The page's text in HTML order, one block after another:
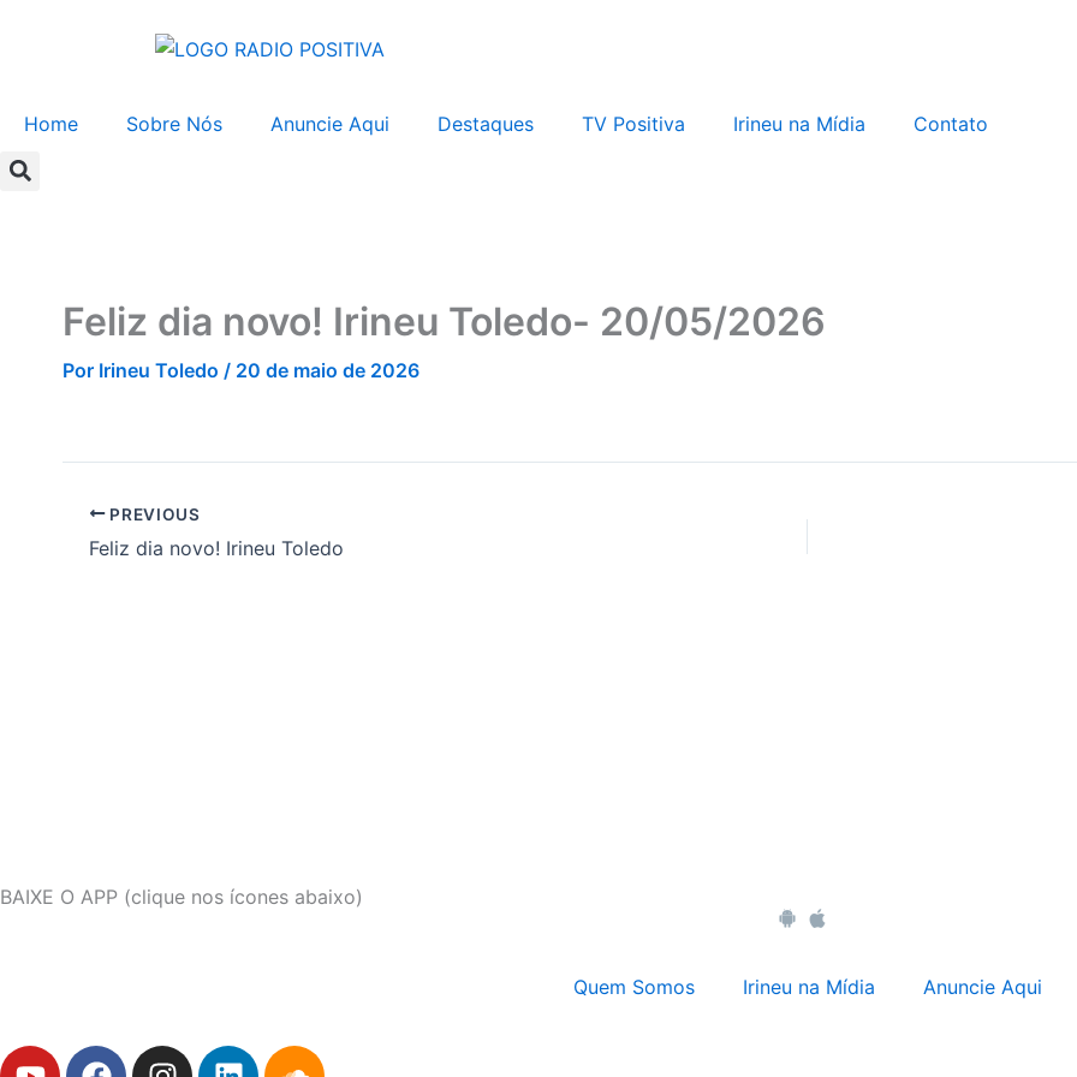
Home Sobre Nós Anuncie Aqui Destaques TV Positiva Irineu na Mídia Contato
Feliz dia novo! Irineu Toledo- 20/05/2026
Por Irineu Toledo / 20 de maio de 2026
PREVIOUS
Feliz dia novo! Irineu Toledo
BAIXE O APP (clique nos ícones abaixo)
Quem Somos Irineu na Mídia Anuncie Aqui
Y
F
I
L
S